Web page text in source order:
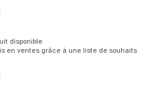
disponible
en ventes grâce à une liste de souhaits